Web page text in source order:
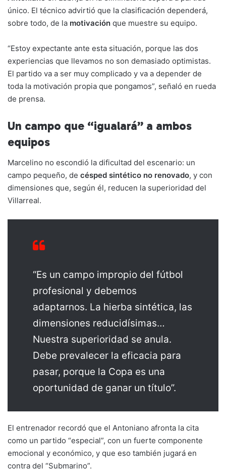
Li
n
k
b
o
o
k
A
p
p
a
m
ar
tir
único. El técnico advirtió que la clasificación dependerá,
sobre todo, de la motivación que muestre su equipo.
“Estoy expectante ante esta situación, porque las dos
experiencias que llevamos no son demasiado optimistas.
El partido va a ser muy complicado y va a depender de
toda la motivación propia que pongamos”, señaló en rueda
de prensa.
Un campo que “igualará” a ambos
equipos
Marcelino no escondió la dificultad del escenario: un
campo pequeño, de césped sintético no renovado, y con
dimensiones que, según él, reducen la superioridad del
Villarreal.
“Es un campo impropio del fútbol
profesional y debemos
adaptarnos. La hierba sintética, las
dimensiones reducidísimas…
Nuestra superioridad se anula.
Debe prevalecer la eficacia para
pasar, porque la Copa es una
oportunidad de ganar un título”.
El entrenador recordó que el Antoniano afronta la cita
como un partido “especial”, con un fuerte componente
emocional y económico, y que eso también jugará en
contra del “Submarino”.